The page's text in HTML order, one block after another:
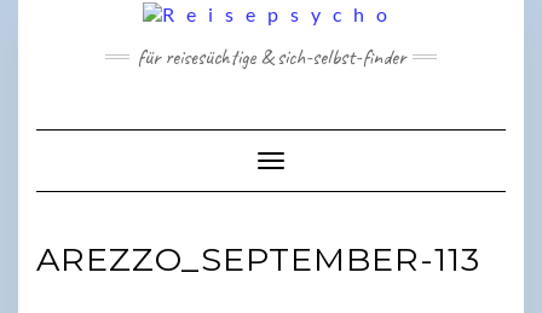
für reisesüchtige & sich-selbst-finder
Toggle Navigation
AREZZO_SEPTEMBER-113